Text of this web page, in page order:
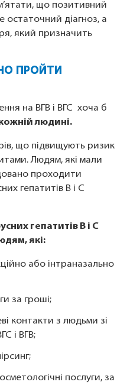
що позитивний
остаточний діагноз, а
який призначить
ПРОЙТИ
на ВГВ і ВГС хоча б
людині.
що підвищують ризик
Людям, які мали
проходити
гепатитів В і С
гепатитів В і С
які:
або інтраназально
за гроші;
контакти з людьми зі
і ВГВ;
послуги, за